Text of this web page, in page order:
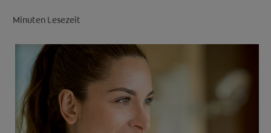
CH (DE)
Minuten Lesezeit